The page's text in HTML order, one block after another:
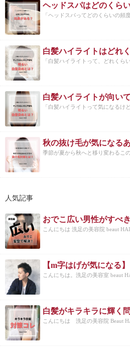
「ヘッドスパってどのくらいの頻
「白髪ハイライトって、どれくら
「白髪ハイライトって気になるけ
季節が夏から秋へと移り変わるこ
人気記事
こんにちは 洗足の美容院 beaut
こんにちは。洗足の美容室 beaut
こんにちは 洗足の美容院 Beaut